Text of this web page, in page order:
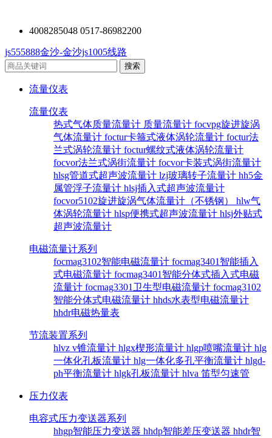
4008285048 0517-86982200
js555888金沙-金沙js1005线路
流量仪表
流量仪表
热式气体质量流量计 质量流量计 focvpg旋进旋涡
气体流量计 foctur卡箍式液体涡轮流量计 foctur法
兰式涡轮流量计 foctur螺纹式液体涡轮流量计
focvor法兰式涡街流量计 focvor卡装式涡街流量计
hlsg管道式超声波流量计 lzj玻璃转子流量计 hh5金
属管浮子流量计 hlsj插入式超声波流量计
focvor5102旋进旋涡气体流量计（不锈钢） hlw气
体涡轮流量计 hlsp便携式超声波流量计 hlsj外贴式
超声波流量计
电磁流量计系列
focmag3102智能电磁流量计 focmag3401智能插入
式电磁流量计 focmag3401智能分体式插入式电磁
流量计 focmag3301卫生型电磁流量计 focmag3102
智能分体式电磁流量计 hhds水表型电磁流量计
hhdr电磁热量表
节流装置系列
hlvz v锥流量计 hlgx楔形流量计 hlgp喷嘴流量计 hlg
一体化孔板流量计 hlg一体化多孔平衡流量计 hlgd-
ph平衡流量计 hlgk孔板流量计 hlva 笛型匀速管
压力仪表
电容式压力变送器系列
hhgp智能压力变送器 hhdp智能差压变送器 hhdr智